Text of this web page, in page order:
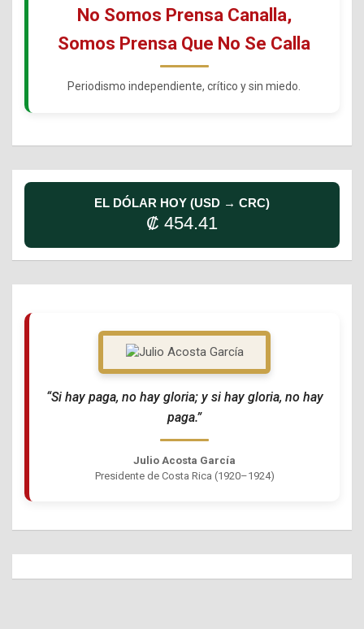
No Somos Prensa Canalla,
Somos Prensa Que No Se Calla
Periodismo independiente, crítico y sin miedo.
EL DÓLAR HOY (USD → CRC)
₡ 454.41
“Si hay paga, no hay gloria; y si hay gloria, no hay
paga.”
Julio Acosta García
Presidente de Costa Rica (1920–1924)